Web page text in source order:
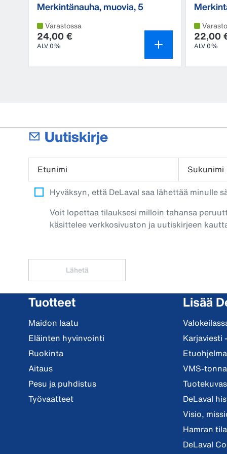
Merkintänauha, muovia, 5
Varastossa
24,00 €
ALV 0%
22,00
ALV 0%
Uutiskirje
Etunimi Sukunimi
Hyväksyn, että DeLaval saa lähettää
Voit lopettaa tilauksesi milloin tahansa
käsittelee verkkosivuston ja uutiskirjeen
Lähetä
Tuotteet
Maidon laatu
Eläinten hyvinvointi
Ruokinta
Aitaus
Pesu ja puhdistus
Työvaatteet
Lisää
Karjaviesti
VMS-
DeLaval
Visio,
Hamran
DeLaval